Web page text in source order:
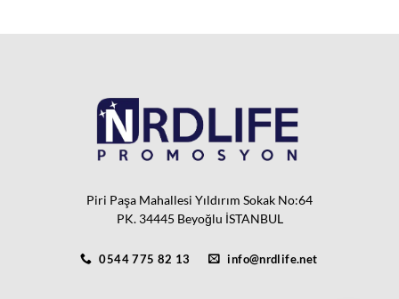
Piri Paşa Mahallesi Yıldırım Sokak No:64
PK. 34445 Beyoğlu İSTANBUL
0544 775 82 13 info@nrdlife.net